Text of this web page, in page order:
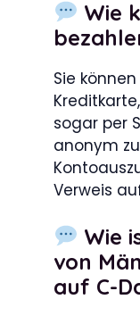
Wie
Sie
sogar per
anonym
Verweis
Wie
von
auf C-